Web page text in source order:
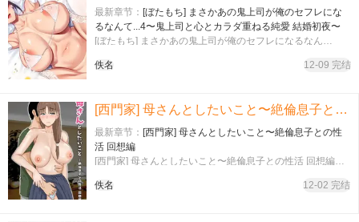
最新章节： [ぼたもち] まさかあの鬼上司が俺のセフレにな
るなんて...4〜鬼上司と心とカラダ重ねる純愛 結婚初夜〜
[ぼたもち] まさかあの鬼上司が俺のセフレになるなん
佚名
12-09 完结
[西門家] 母さんとしたいこと〜絶倫息子との性活 回想編
最新章节： [西門家] 母さんとしたいこと〜絶倫息子との性
活 回想編
[西門家] 母さんとしたいこと〜絶倫息子との性活 回想編…
佚名 12-02 完结